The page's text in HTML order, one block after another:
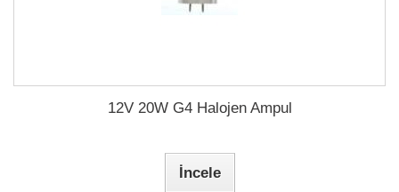
12V 20W G4 Halojen Ampul
İncele